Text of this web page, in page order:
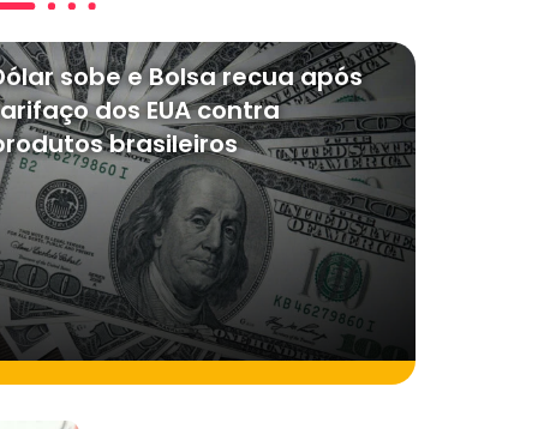
sobe e Bolsa recua após
dos EUA contra
brasileiros